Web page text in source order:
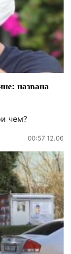
названа
чем?
00:57 12.06